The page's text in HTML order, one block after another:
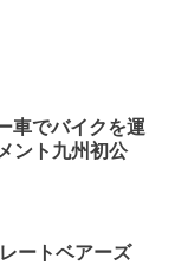
車でバイクを運
ント九州初公
ートベアーズ